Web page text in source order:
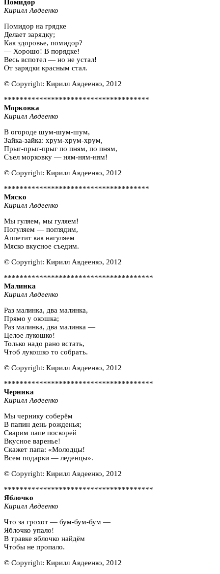
Помидор
Кирилл Авдеенко
Помидор на грядке
Делает зарядку;
Как здоровье, помидор?
— Хорошо! В порядке!
Весь вспотел — но не устал!
От зарядки красным стал.
© Copyright: Кирилл Авдеенко, 2012
*************************************
Морковка
Кирилл Авдеенко
В огороде шум-шум-шум,
Зайка-зайка: хрум-хрум-хрум,
Прыг-прыг-прыг по пням, по пням,
Съел морковку — ням-ням-ням!
© Copyright: Кирилл Авдеенко, 2012
*************************************
Мяско
Кирилл Авдеенко
Мы гуляем, мы гуляем!
Погуляем — поглядим,
Аппетит как нагуляем
Мяско вкусное съедим.
© Copyright: Кирилл Авдеенко, 2012
**************************************
Малинка
Кирилл Авдеенко
Раз малинка, два малинка,
Прямо у окошка;
Раз малинка, два малинка —
Целое лукошко!
Только надо рано встать,
Чтоб лукошко то собрать.
© Copyright: Кирилл Авдеенко, 2012
**************************************
Черника
Кирилл Авдеенко
Мы чернику соберём
В папин день рожденья;
Сварим папе поскорей
Вкусное варенье!
Скажет папа: «Молодцы!
Всем подарки — леденцы».
© Copyright: Кирилл Авдеенко, 2012
**************************************
Яблочко
Кирилл Авдеенко
Что за грохот — бум-бум-бум —
Яблочко упало!
В травке яблочко найдём
Чтобы не пропало.
© Copyright: Кирилл Авдеенко, 2012